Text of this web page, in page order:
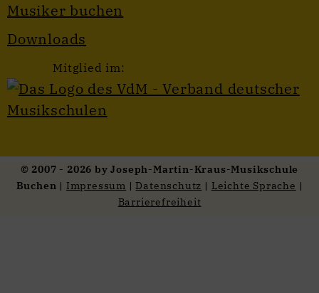
Musiker buchen
Downloads
Mitglied im:
© 2007 - 2026 by Joseph-Martin-Kraus-Musikschule
Buchen | Impressum | Datenschutz | Leichte Sprache |
Barrierefreiheit